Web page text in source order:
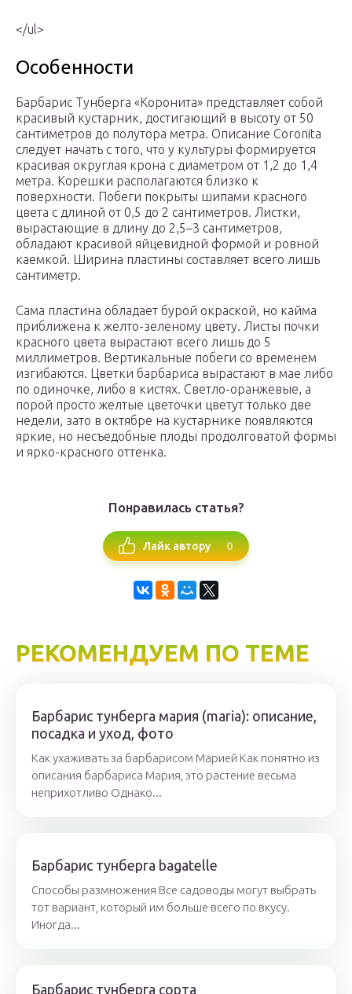
</ul>
Особенности
Барбарис Тунберга «Коронита» представляет собой
красивый кустарник, достигающий в высоту от 50
сантиметров до полутора метра. Описание Coronita
следует начать с того, что у культуры формируется
красивая округлая крона с диаметром от 1,2 до 1,4
метра. Корешки располагаются близко к
поверхности. Побеги покрыты шипами красного
цвета с длиной от 0,5 до 2 сантиметров. Листки,
вырастающие в длину до 2,5–3 сантиметров,
обладают красивой яйцевидной формой и ровной
каемкой. Ширина пластины составляет всего лишь
сантиметр.
Сама пластина обладает бурой окраской, но кайма
приближена к желто-зеленому цвету. Листы почки
красного цвета вырастают всего лишь до 5
миллиметров. Вертикальные побеги со временем
изгибаются. Цветки барбариса вырастают в мае либо
по одиночке, либо в кистях. Светло-оранжевые, а
порой просто желтые цветочки цветут только две
недели, зато в октябре на кустарнике появляются
яркие, но несъедобные плоды продолговатой формы
и ярко-красного оттенка.
Понравилась статья?
Лайк автору 0
РЕКОМЕНДУЕМ ПО ТЕМЕ
Барбарис тунберга мария (maria): описание,
посадка и уход, фото
Как ухаживать за барбарисом Марией Как понятно из
описания барбариса Мария, это растение весьма
неприхотливо Однако...
Барбарис тунберга bagatelle
Способы размножения Все садоводы могут выбрать
тот вариант, который им больше всего по вкусу.
Иногда...
Барбарис тунберга сорта